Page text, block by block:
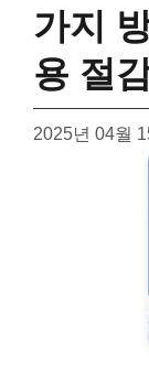
가지
용 절
2025년 04월